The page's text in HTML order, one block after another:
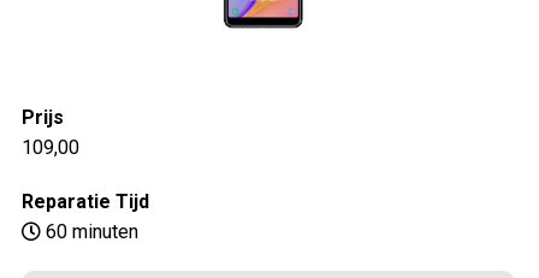
Prijs
109,00
Reparatie Tijd
60 minuten